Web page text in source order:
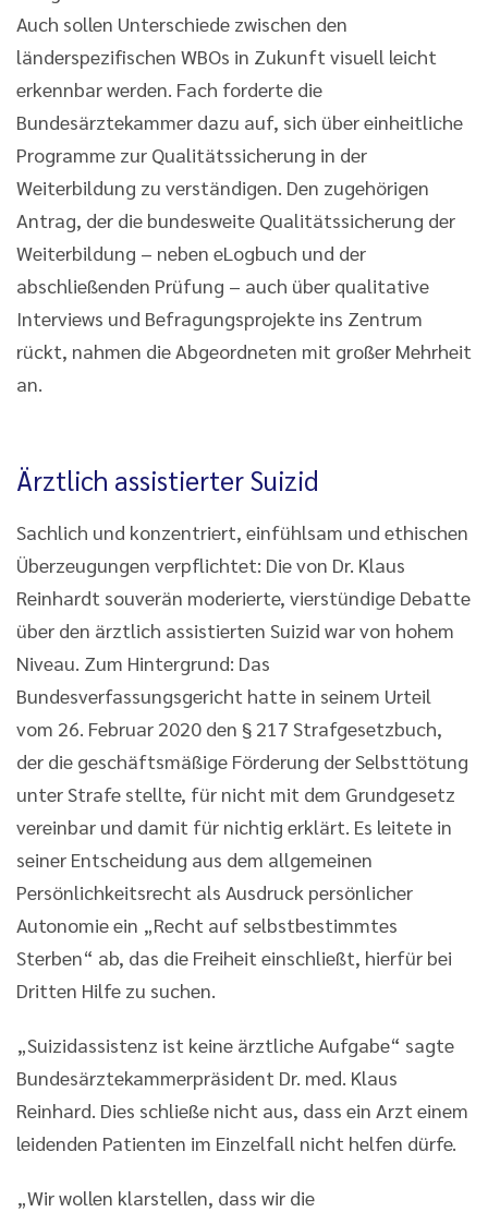
Auch sollen Unterschiede zwischen den
länderspezifischen WBOs in Zukunft visuell leicht
erkennbar werden. Fach forderte die
Bundesärztekammer dazu auf, sich über einheitliche
Programme zur Qualitätssicherung in der
Weiterbildung zu verständigen. Den zugehörigen
Antrag, der die bundesweite Qualitätssicherung der
Weiterbildung – neben eLogbuch und der
abschließenden Prüfung – auch über qualitative
Interviews und Befragungsprojekte ins Zentrum
rückt, nahmen die Abgeordneten mit großer Mehrheit
an.
Ärztlich assistierter Suizid
Sachlich und konzentriert, einfühlsam und ethischen
Überzeugungen verpflichtet: Die von Dr. Klaus
Reinhardt souverän moderierte, vierstündige Debatte
über den ärztlich assistierten Suizid war von hohem
Niveau. Zum Hintergrund: Das
Bundesverfassungsgericht hatte in seinem Urteil
vom 26. Februar 2020 den § 217 Strafgesetzbuch,
der die geschäftsmäßige Förderung der Selbsttötung
unter Strafe stellte, für nicht mit dem Grundgesetz
vereinbar und damit für nichtig erklärt. Es leitete in
seiner Entscheidung aus dem allgemeinen
Persönlichkeitsrecht als Ausdruck persönlicher
Autonomie ein „Recht auf selbstbestimmtes
Sterben“ ab, das die Freiheit einschließt, hierfür bei
Dritten Hilfe zu suchen.
„Suizidassistenz ist keine ärztliche Aufgabe“ sagte
Bundesärztekammerpräsident Dr. med. Klaus
Reinhard. Dies schließe nicht aus, dass ein Arzt einem
leidenden Patienten im Einzelfall nicht helfen dürfe.
„Wir wollen klarstellen, dass wir die